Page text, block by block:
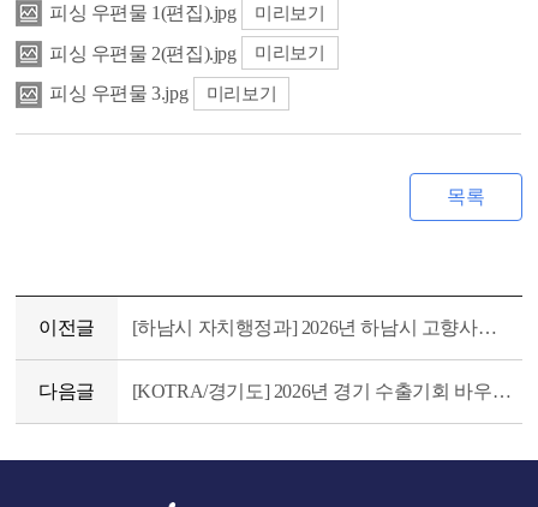
피싱 우편물 1(편집).jpg 미리보기
피싱 우편물 2(편집).jpg 미리보기
피싱 우편물 3.jpg 미리보기
목록
이전글 [하남시 자치행정과] 2026년 하남시 고향사랑기부제 답례품 공급업체 공개모집
다음글 [KOTRA/경기도] 2026년 경기 수출기회 바우처 신청 공고